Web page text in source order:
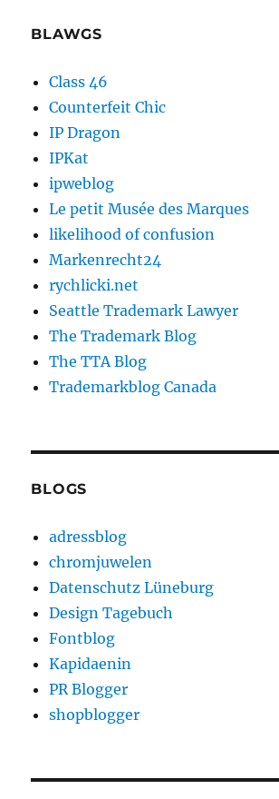
BLAWGS
Class 46
Counterfeit Chic
IP Dragon
IPKat
ipweblog
Le petit Musée des Marques
likelihood of confusion
Markenrecht24
rychlicki.net
Seattle Trademark Lawyer
The Trademark Blog
The TTA Blog
Trademarkblog Canada
BLOGS
adressblog
chromjuwelen
Datenschutz Lüneburg
Design Tagebuch
Fontblog
Kapidaenin
PR Blogger
shopblogger